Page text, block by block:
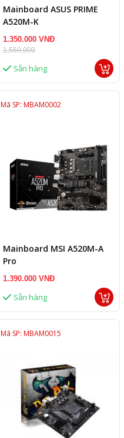
Mainboard ASUS PRIME
A520M-K
1.350.000 VNĐ
1,550,000
Sẵn hàng
Mã SP: MBAM0002
Mainboard MSI A520M-A
Pro
1.390.000 VNĐ
Sẵn hàng
Mã SP: MBAM0015